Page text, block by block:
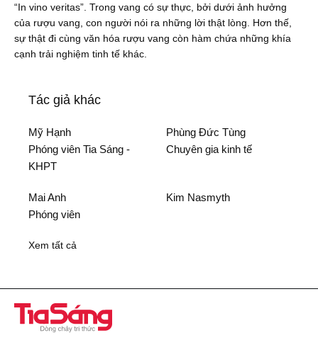
“In vino veritas”. Trong vang có sự thực, bởi dưới ảnh hưởng
của rượu vang, con người nói ra những lời thật lòng. Hơn thế,
sự thật đi cùng văn hóa rượu vang còn hàm chứa những khía
cạnh trải nghiệm tinh tế khác.
Tác giả khác
Mỹ Hạnh
Phóng viên Tia Sáng -
KHPT
Phùng Đức Tùng
Chuyên gia kinh tế
Mai Anh
Phóng viên
Kim Nasmyth
Xem tất cả